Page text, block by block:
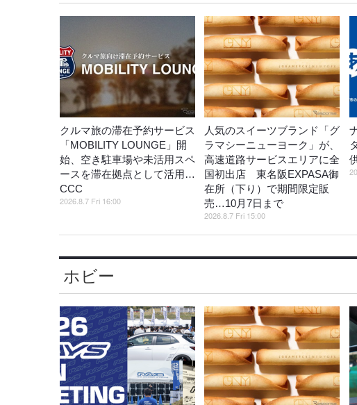
クルマ旅の滞在予約サービス
「MOBILITY LOUNGE」開
始、空き駐車場や未活用スペ
ースを滞在拠点として活用…
CCC
2026.8.7 Fri 16:00
人気のスイーツブランド「グ
ラマシーニューヨーク」が、
高速道路サービスエリアに全
国初出店 東名阪EXPASA御
在所（下り）で期間限定販
売…10月7日まで
2026.8.7 Fri 15:00
ホビー